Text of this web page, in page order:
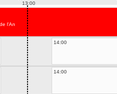
13:00
l'An
14:00
14:00